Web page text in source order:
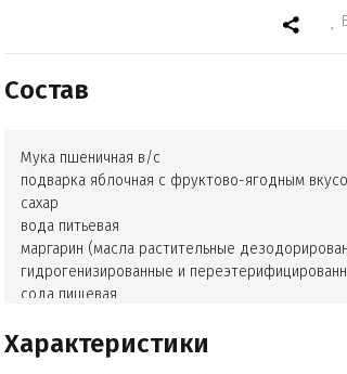
Состав
Мука пшеничная в/с
подварка яблочная с фруктово-ягодным
сахар
вода питьевая
маргарин (масла растительные
гидрогенизированные и
сода пищевая
какао-порошок
натуральное вкусоароматическое вещество
Характеристики